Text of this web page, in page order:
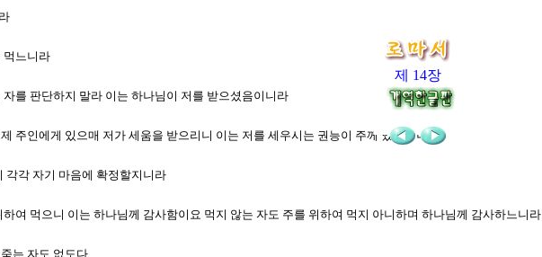
제 14장
먹느니라
를 판단하지 말라 이는 하나님이 저를 받으셨음이니라
주인에게 있으매 저가 세움을 받으리니 이는 저를 세우시는 권능이 주께 있음이니라
각각 자기 마음에 확정할지니라
여 먹으니 이는 하나님께 감사함이요 먹지 않는 자도 주를 위하여 먹지 아니하며 하나님께 감사하느니라
는 자도 없도다